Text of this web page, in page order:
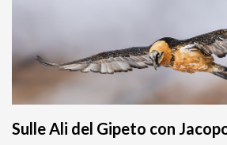
Sulle Ali del Gipeto con